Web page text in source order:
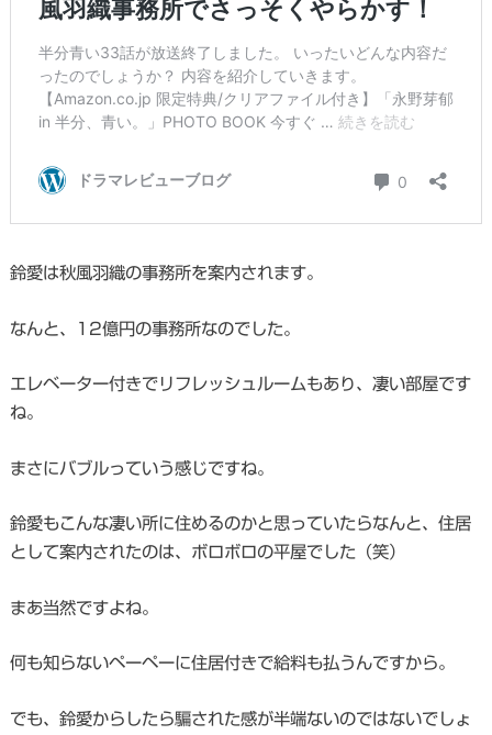
鈴愛は秋風羽織の事務所を案内されます。
なんと、12億円の事務所なのでした。
エレベーター付きでリフレッシュルームもあり、凄い部屋です
ね。
まさにバブルっていう感じですね。
鈴愛もこんな凄い所に住めるのかと思っていたらなんと、住居
として案内されたのは、ボロボロの平屋でした（笑）
まあ当然ですよね。
何も知らないペーペーに住居付きで給料も払うんですから。
でも、鈴愛からしたら騙された感が半端ないのではないでしょ